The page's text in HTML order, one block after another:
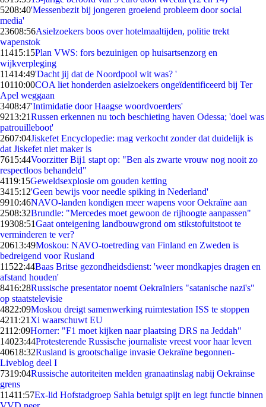
5208:40'Messenbezit bij jongeren groeiend probleem door social
media'
23608:56Asielzoekers boos over hotelmaaltijden, politie trekt
wapenstok
11415:15Plan VWS: fors bezuinigen op huisartsenzorg en
wijkverpleging
11414:49'Dacht jij dat de Noordpool wit was? '
10110:00COA liet honderden asielzoekers ongeïdentificeerd bij Ter
Apel weggaan
3408:47'Intimidatie door Haagse woordvoerders'
9213:21Russen erkennen nu toch beschieting haven Odessa; 'doel was
patrouilleboot'
2607:04Jiskefet Encyclopedie: mag verkocht zonder dat duidelijk is
dat Jiskefet niet maker is
7615:44Voorzitter Bij1 stapt op: "Ben als zwarte vrouw nog nooit zo
respectloos behandeld"
4119:15Geweldsexplosie om gouden ketting
3415:12'Geen bewijs voor needle spiking in Nederland'
9910:46NAVO-landen kondigen meer wapens voor Oekraïne aan
2508:32Brundle: "Mercedes moet gewoon de rijhoogte aanpassen"
19308:51Gaat onteigening landbouwgrond om stikstofuitstoot te
verminderen te ver?
20613:49Moskou: NAVO-toetreding van Finland en Zweden is
bedreigend voor Rusland
11522:44Baas Britse gezondheidsdienst: 'weer mondkapjes dragen en
afstand houden'
8416:28Russische presentator noemt Oekraïniers "satanische nazi's"
op staatstelevisie
4822:09Moskou dreigt samenwerking ruimtestation ISS te stoppen
4211:21 Xi waarschuwt EU
2112:09Horner: "F1 moet kijken naar plaatsing DRS na Jeddah"
14023:44Protesterende Russische journaliste vreest voor haar leven
40618:32Rusland is grootschalige invasie Oekraïne begonnen-
Liveblog deel I
7319:04Russische autoriteiten melden granaatinslag nabij Oekraïnse
grens
11411:57Ex-lid Hofstadgroep Sahla betuigt spijt en legt functie binnen